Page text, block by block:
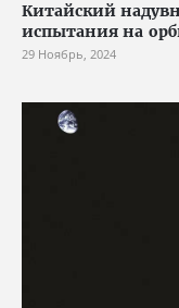
Китайский
испытания на
29 Ноябрь, 2024